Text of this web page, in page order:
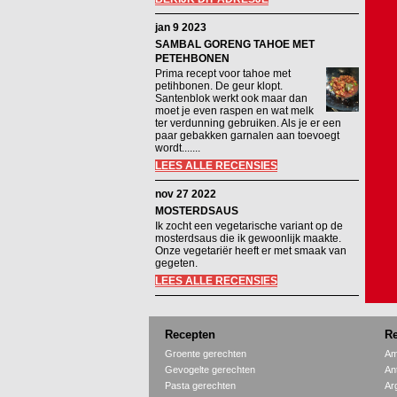
jan 9 2023
SAMBAL GORENG TAHOE MET
PETEHBONEN
Prima recept voor tahoe met
petihbonen. De geur klopt.
Santenblok werkt ook maar dan
moet je even raspen en wat melk
ter verdunning gebruiken. Als je er een
paar gebakken garnalen aan toevoegt
wordt.......
LEES ALLE RECENSIES
nov 27 2022
MOSTERDSAUS
Ik zocht een vegetarische variant op de
mosterdsaus die ik gewoonlijk maakte.
Onze vegetariër heeft er met smaak van
gegeten.
LEES ALLE RECENSIES
Recepten
Groente gerechten
Gevogelte gerechten
Pasta gerechten